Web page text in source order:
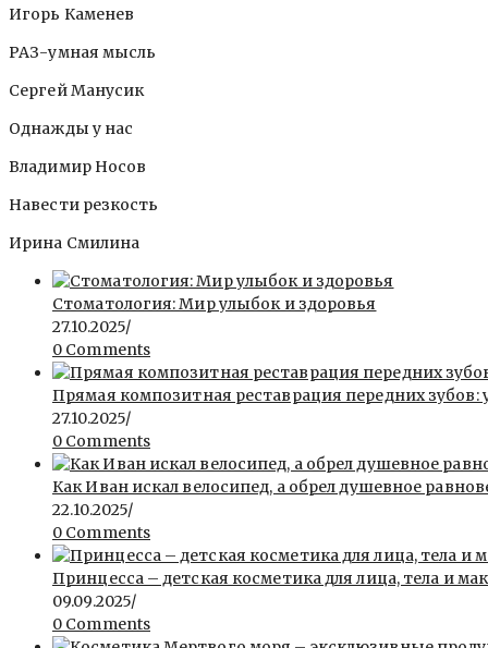
Игорь Каменев
РАЗ-умная мысль
Сергей Манусик
Однажды у нас
Владимир Носов
Навести резкость
Ирина Смилина
Стоматология: Мир улыбок и здоровья
27.10.2025/
0 Comments
Прямая композитная реставрация передних зубов:
27.10.2025/
0 Comments
Как Иван искал велосипед, а обрел душевное
22.10.2025/
0 Comments
Принцесса – детская косметика для лица, тела и
09.09.2025/
0 Comments